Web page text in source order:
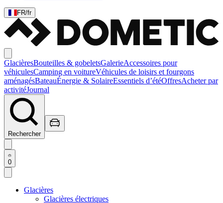
FR/fr
GlacièresBouteilles & gobeletsGalerieAccessoires pour
véhiculesCamping en voitureVéhicules de loisirs et fourgons
aménagésBateauÉnergie & SolaireEssentiels d’étéOffresAcheter par
activitéJournal
Rechercher
0
Glacières
Glacières électriques